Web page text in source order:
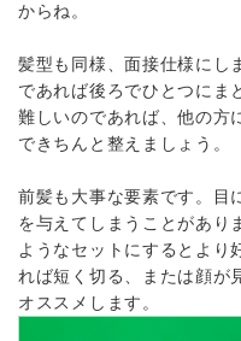
からね。
髪型も同様、面接仕様にし
であれば後ろでひとつにま
難しいのであれば、他の方
できちんと整えましょう。
前髪も大事な要素です。目
を与えてしまうことがあり
ようなセットにするとより
れば短く切る、または顔が
オススメします。